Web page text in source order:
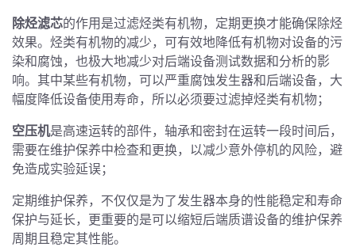
除烃滤芯的作用是过滤烃类有机物，定期更换才能确保除烃
效果。烃类有机物的减少，可有效地降低有机物对设备的污
染和腐蚀，也极大地减少对后端设备测试数据和分析的影
响。其中某些有机物，可以严重腐蚀发生器和后端设备，大
幅度降低设备使用寿命，所以必须要过滤掉烃类有机物；
空压机是高速运转的部件，轴承和密封在运转一段时间后，
需要在维护保养中检查和更换，以减少意外停机的风险，避
免造成实验延误；
定期维护保养，不仅仅是为了发生器本身的性能稳定和寿命
保护与延长，更重要的是可以缩短后端质谱设备的维护保养
周期且稳定其性能。